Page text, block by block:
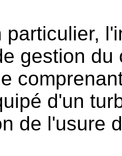
particulier,
gestion
d'un
de l'usure